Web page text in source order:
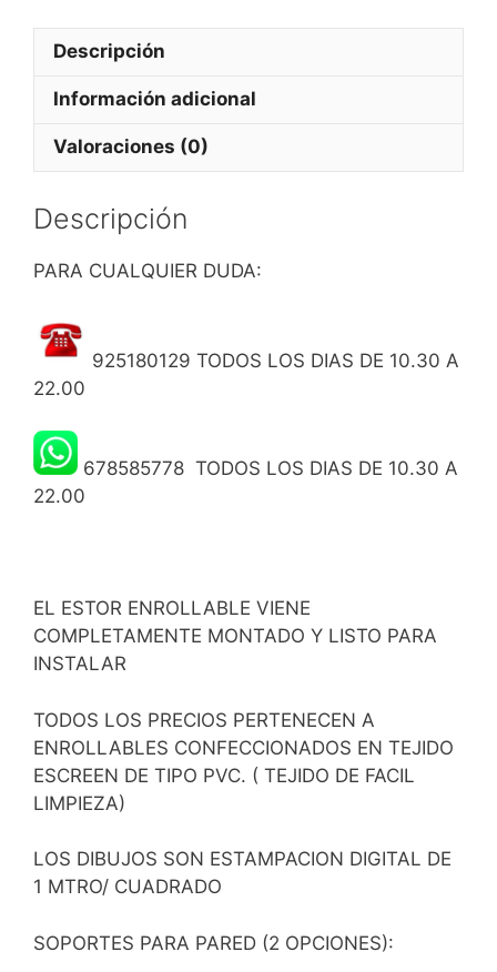
Descripción
Información adicional
Valoraciones (0)
Descripción
PARA CUALQUIER DUDA:
925180129 TODOS LOS DIAS DE 10.30 A
22.00
678585778 TODOS LOS DIAS DE 10.30 A
22.00
EL ESTOR ENROLLABLE VIENE
COMPLETAMENTE MONTADO Y LISTO PARA
INSTALAR
TODOS LOS PRECIOS PERTENECEN A
ENROLLABLES CONFECCIONADOS EN TEJIDO
ESCREEN DE TIPO PVC. ( TEJIDO DE FACIL
LIMPIEZA)
LOS DIBUJOS SON ESTAMPACION DIGITAL DE
1 MTRO/ CUADRADO
SOPORTES PARA PARED (2 OPCIONES):